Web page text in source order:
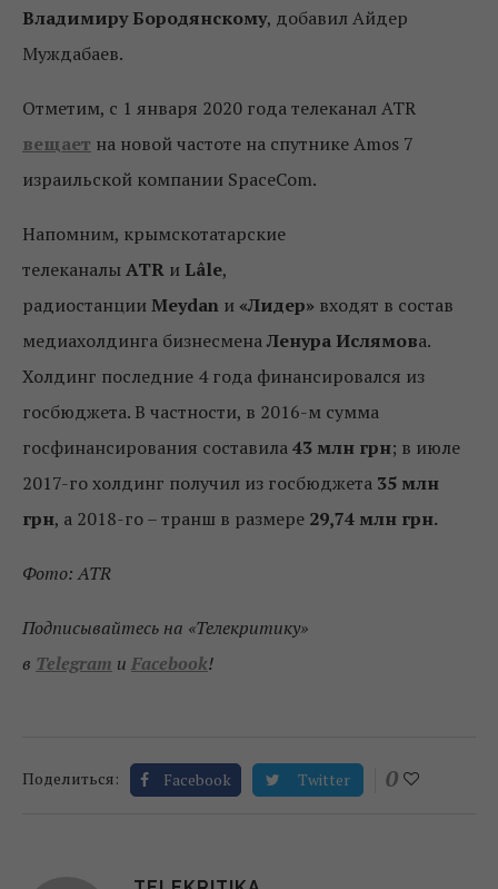
Владимиру Бородянскому, добавил Айдер
Муждабаев.
Отметим, с 1 января 2020 года телеканал ATR
вещает на новой частоте на спутнике Amos 7
израильской компании SpaceCom.
Напомним, крымскотатарские
телеканалыATR и Lâle,
радиостанцииMeydan и «Лидер» входят в состав
медиахолдинга бизнесменаЛенура Ислямова.
Холдинг последние 4 года финансировался из
госбюджета. В частности, в 2016-м сумма
госфинансирования составила43 млн грн; в июле
2017-го холдинг получил из госбюджета 35 млн
грн, а 2018-го – транш в размере 29,74 млн грн.
Фото: ATR
Подписывайтесь на «Телекритику»
в Telegram и Facebook!
Поделиться: Facebook Twitter 0